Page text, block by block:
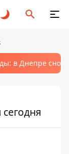
в Днепре